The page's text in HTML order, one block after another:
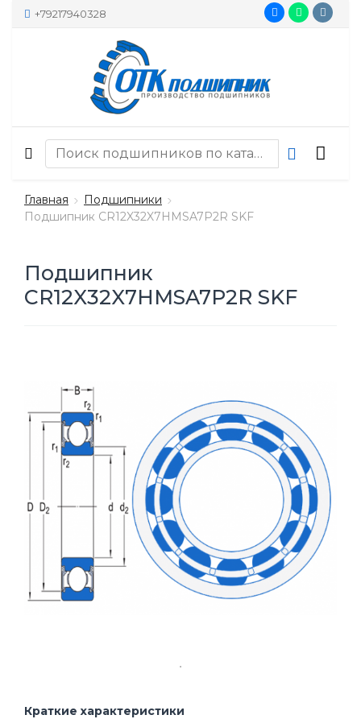
+79217940328
Главная
Подшипники
Подшипник CR12X32X7HMSA7P2R SKF
Подшипник
CR12X32X7HMSA7P2R SKF
Краткие характеристики